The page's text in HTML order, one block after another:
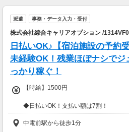
派遣 事務・データ入力・受付
株式会社綜合キャリアオプション /
日払いOK♪【宿泊施設の予約
未経験OK！残業ほぼナシで
っかり稼ぐ！
【時給】1500円
◆日払いOK！支払い額は7割！
※規定・支払い条件有
中電前駅から徒歩1分